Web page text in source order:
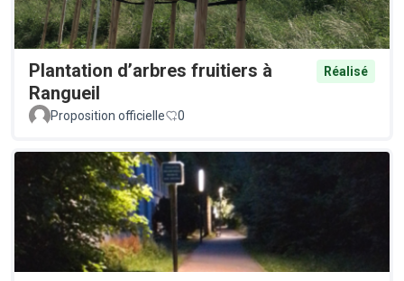
Plantation d’arbres fruitiers à
Rangueil
Réalisé
Proposition officielle 0